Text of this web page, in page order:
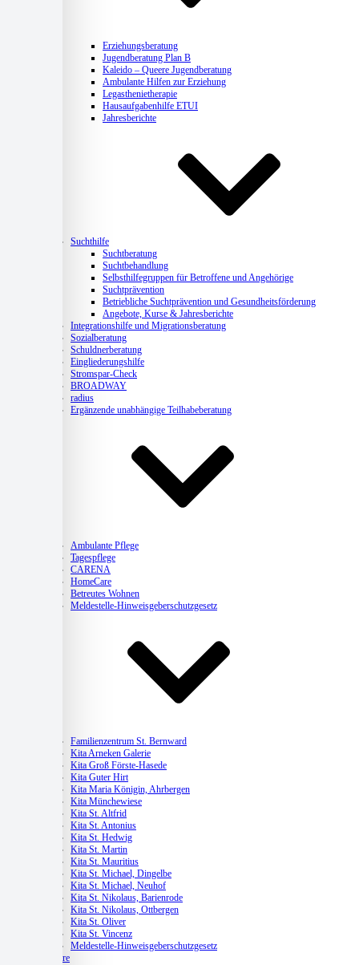
Erziehungsberatung
Jugendberatung Plan B
Kaleido – Queere Jugendberatung
Ambulante Hilfen zur Erziehung
Legasthenietherapie
Hausaufgabenhilfe ETUI
Jahresberichte
Suchthilfe
Suchtberatung
Suchtbehandlung
Selbsthilfegruppen für Betroffene und Angehörige
Suchtprävention
Betriebliche Suchtprävention und Gesundheitsförderung
Angebote, Kurse & Jahresberichte
Integrationshilfe und Migrationsberatung
Sozialberatung
Schuldnerberatung
Eingliederungshilfe
Stromspar-Check
BROADWAY
radius
Ergänzende unabhängige Teilhabeberatung
Ambulante Pflege
Tagespflege
CARENA
HomeCare
Betreutes Wohnen
Meldestelle-Hinweisgeberschutzgesetz
Familienzentrum St. Bernward
Kita Arneken Galerie
Kita Groß Förste-Hasede
Kita Guter Hirt
Kita Maria Königin, Ahrbergen
Kita Münchewiese
Kita St. Altfrid
Kita St. Antonius
Kita St. Hedwig
Kita St. Martin
Kita St. Mauritius
Kita St. Michael, Dingelbe
Kita St. Michael, Neuhof
Kita St. Nikolaus, Barienrode
Kita St. Nikolaus, Ottbergen
Kita St. Oliver
Kita St. Vincenz
Meldestelle-Hinweisgeberschutzgesetz
Karriere